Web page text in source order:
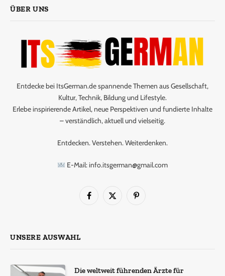
ÜBER UNS
Entdecke bei ItsGerman.de spannende Themen aus Gesellschaft,
Kultur, Technik, Bildung und Lifestyle.
Erlebe inspirierende Artikel, neue Perspektiven und fundierte Inhalte
– verständlich, aktuell und vielseitig.
Entdecken. Verstehen. Weiterdenken.
E-Mail: info.itsgerman@gmail.com
Facebook
X
Pinterest
UNSERE AUSWAHL
Die weltweit führenden Ärzte für